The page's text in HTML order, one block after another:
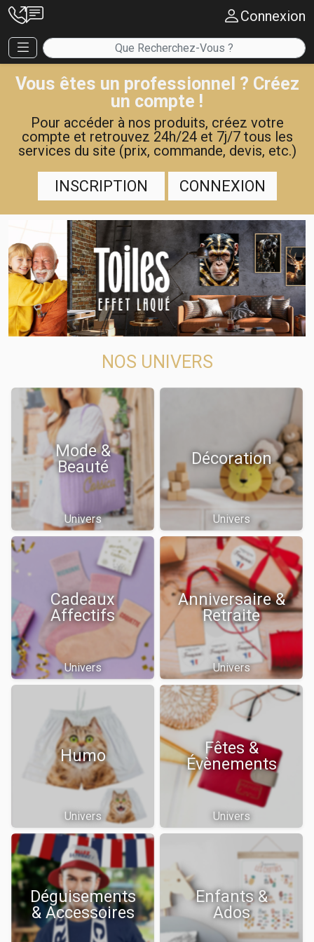
Connexion
Vous êtes un professionnel ? Créez
un compte !
Pour accéder à nos produits, créez votre
compte et retrouvez 24h/24 et 7j/7 tous les
services du site (prix, commande, devis, etc.)
INSCRIPTION CONNEXION
NOS UNIVERS
Mode &
Beauté
Univers
Décoration
Univers
Cadeaux
Affectifs
Univers
Anniversaire &
Retraite
Univers
Humo
Univers
Fêtes &
Évènements
Univers
Déguisements
& Accessoires
Enfants &
Ados